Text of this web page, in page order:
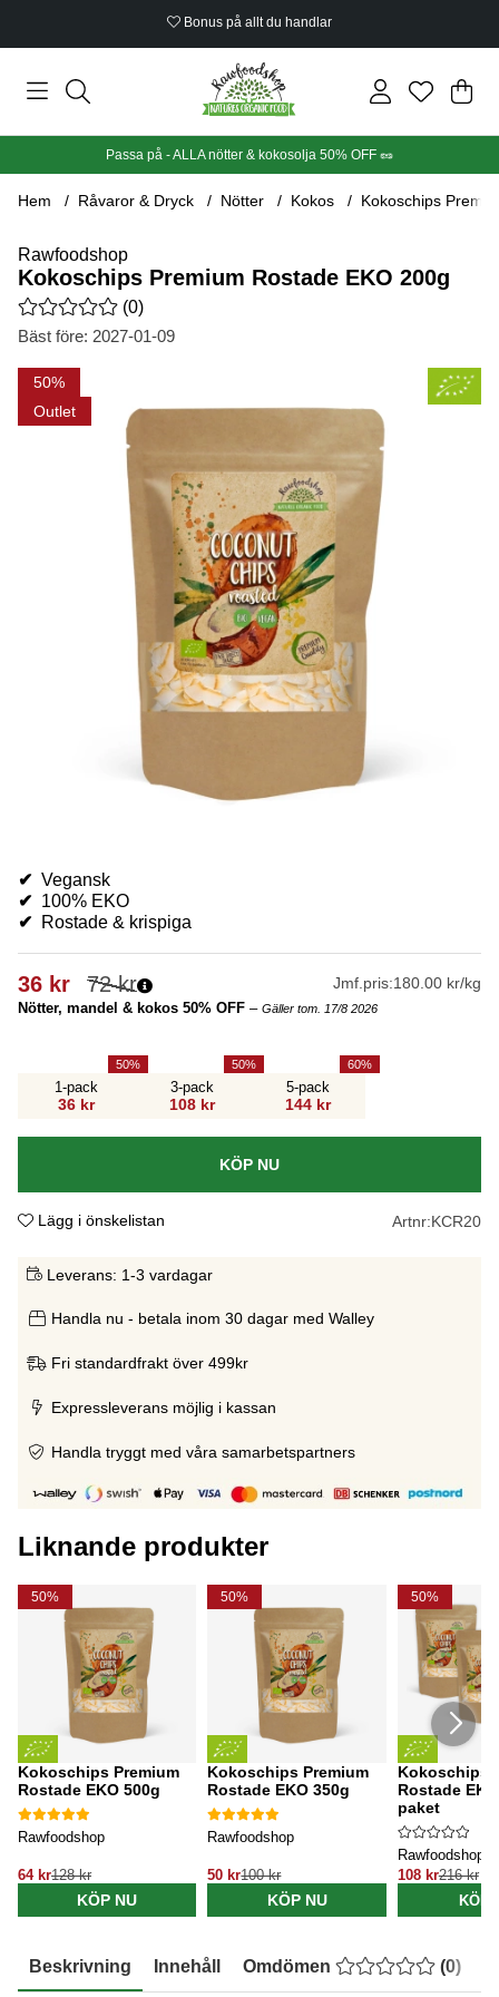
Bonus på allt du handlar
Din
.
Passa på - ALLA nötter & kokosolja 50% OFF 🥜
Hem Råvaror & Dryck Nötter Kokos Kokoschips
Rawfoodshop
Kokoschips Premium Rostade EKO 200g
Medelbetyg 0 av 5 Antal betyg 0
(0)
Bäst före: 2027-01-09
50
Outlet
Produktbilder Kokoschips Premium Rostade EKO 200g
✔ Vegansk
✔ 100% EKO
✔
Rostade & krispiga
72kr
36 kr Jmf.pris:180.00 kr/kg
Nötter, mandel & kokos 50% OFF – Gäller tom. 17/8 2026
1-pack
36 kr
50
3-pack
108 kr
50
5-pack
144 kr
60
KÖP NU
Lägg i önskelistan Artnr:KCR20
Leverans: 1-3 vardagar
Handla nu - betala inom 30 dagar med Walley
Fri standardfrakt över 499kr
Expressleverans möjlig i kassan
Handla tryggt med våra samarbetspartners
Liknande produkter
50%
Kokoschips Premium
Rostade EKO 500g
Rawfoodshop
64 kr128 kr
KÖP NU
50%
Kokoschips Premium
Rostade EKO 350g
Rawfoodshop
50 kr100 kr
KÖP NU
50%
Kokoschips
Rostade
paket
Rawfoodshop
108 kr216 kr
KÖP
Beskrivning Innehåll Omdömen (0)